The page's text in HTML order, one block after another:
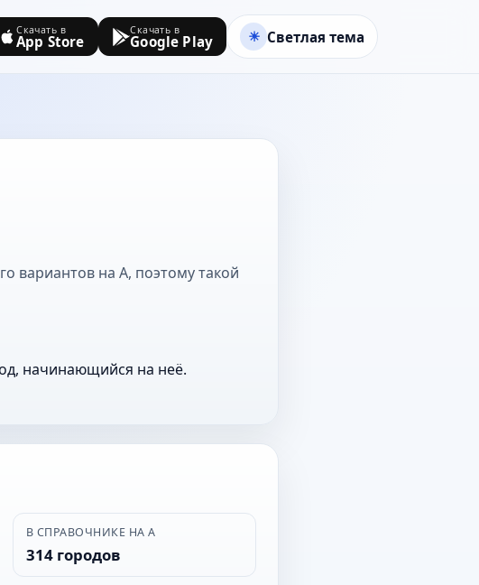
Скачать в
App Store
Скачать в
Google Play Светлая тема
вариантов на А, поэтому такой
начинающийся на неё.
В СПРАВОЧНИКЕ НА А
314 городов